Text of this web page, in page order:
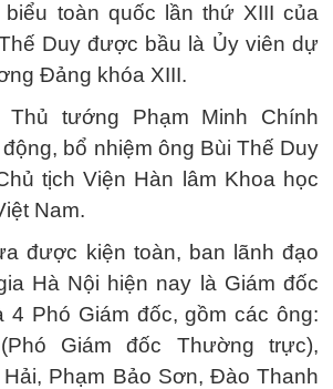
toàn quốc lần thứ XIII của
Duy được bầu là Ủy viên dự
Đảng khóa XIII.
Thủ tướng Phạm Minh Chính
bổ nhiệm ông Bùi Thế Duy
tịch Viện Hàn lâm Khoa học
Nam.
được kiện toàn, ban lãnh đạo
Hà Nội hiện nay là Giám đốc
4 Phó Giám đốc, gồm các ông:
Giám đốc Thường trực),
Phạm Bảo Sơn, Đào Thanh